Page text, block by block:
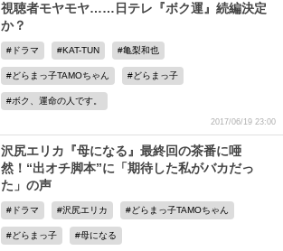
視聴者モヤモヤ……日テレ『ボク運』続編決定
か？
ドラマ KAT-TUN 亀梨和也
どらまっ子TAMOちゃん どらまっ子
ボク、運命の人です。
2017/06/19 23:00
沢尻エリカ『母になる』最終回の茶番に唖
然！“出オチ脚本”に「期待した私がバカだっ
た」の声
ドラマ 沢尻エリカ どらまっ子TAMOちゃん
どらまっ子 母になる